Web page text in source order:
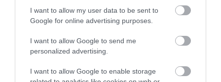
I want to allow my user data to be sent to
Google for online advertising purposes.
I want to allow Google to send me
personalized advertising.
I want to allow Google to enable storage